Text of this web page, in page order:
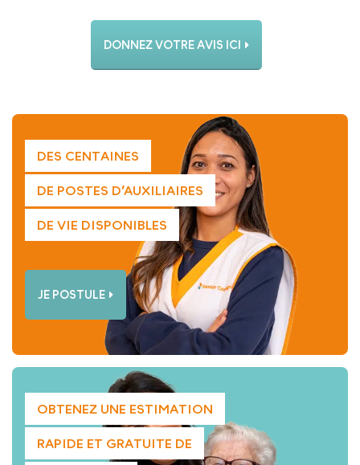
DONNEZ VOTRE AVIS ICI
DES CENTAINES
DE POSTES D’AUXILIAIRES
DE VIE DISPONIBLES
JE POSTULE
OBTENEZ UNE ESTIMATION
RAPIDE ET GRATUITE DE